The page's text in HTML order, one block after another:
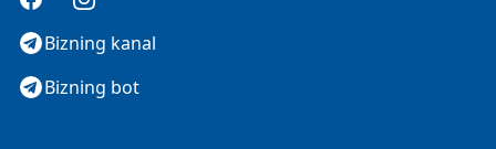
Bizning kanal
Bizning bot